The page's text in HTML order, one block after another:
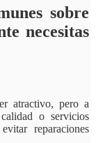
sobre
necesitas
atractivo, pero a
o servicios
reparaciones